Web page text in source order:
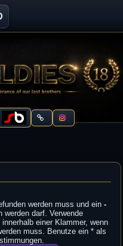
werden muss und ein-
werden darf. Verwende
innerhalb einer Klammer, wenn
muss. Benutze ein * als